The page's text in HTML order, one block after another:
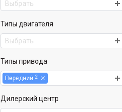
Выбрать
Типы двигателя
Выбрать
Типы привода
Передний 2
Дилерский центр